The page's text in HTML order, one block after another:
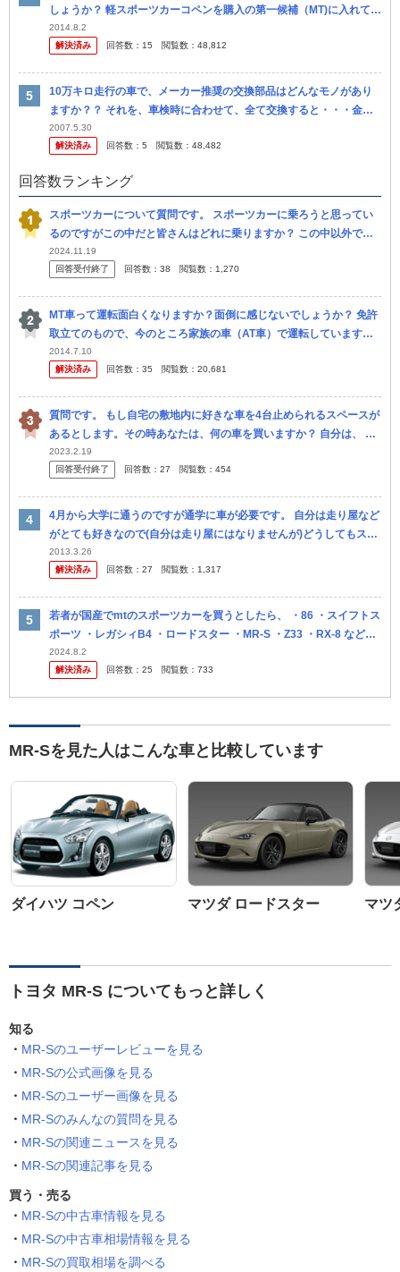
しょうか？ 軽スポーツカーコペンを購入の第一候補（MT)に入れてい
るのですが、 何せコペンは値崩れを全く起こさないのでかなり高い
の...
2014.8.2
解決済み
回答数： 15 閲覧数： 48,812
10万キロ走行の車で、メーカー推奨の交換部品はどんなモノがあり
ますか？？ それを、車検時に合わせて、全て交換すると・・・金額
的には幾らくらいのなるのでしょうか？？
2007.5.30
解決済み
回答数： 5 閲覧数： 48,482
回答数ランキング
スポーツカーについて質問です。 スポーツカーに乗ろうと思ってい
るのですがこの中だと皆さんはどれに乗りますか？ この中以外でも
オススメのスポーツカーあれば書いてくれたら嬉しいです。（値段高
すぎるの...
2024.11.19
回答受付終了
回答数： 38 閲覧数： 1,270
MT車って運転面白くなりますか？面倒に感じないでしょうか？ 免許
取立てのもので、今のところ家族の車（AT車）で運転しています。
そのうち車を購入しようと考えています。 当初はMT車にこだわりを
み...
2014.7.10
解決済み
回答数： 35 閲覧数： 20,681
質問です。 もし自宅の敷地内に好きな車を4台止められるスペースが
あるとします。その時あなたは、何の車を買いますか？ 自分は、 ・
スズキ アルトワークス ・スズキ キャリイトラック ・トヨ...
2023.2.19
回答受付終了
回答数： 27 閲覧数： 454
4月から大学に通うのですが通学に車が必要です。 自分は走り屋など
がとても好きなので(自分は走り屋にはなりませんが)どうしてもスポ
ーツカーに目を惹かれてしまいます。 そこで。 維持 費が安いス...
2013.3.26
解決済み
回答数： 27 閲覧数： 1,317
若者が国産でmtのスポーツカーを買うとしたら、 ・86 ・スイフトス
ポーツ ・レガシィB4 ・ロードスター ・MR-S ・Z33 ・RX-8 などあ
りますが、皆様だったらどれを選びますか？ 自分...
2024.8.2
解決済み
回答数： 25 閲覧数： 733
MR-Sを見た人はこんな車と比較しています
ダイハツ コペン マツダ ロードスター マツ
トヨタ MR-S についてもっと詳しく
知る
MR-Sのユーザーレビューを見る
MR-Sの公式画像を見る
MR-Sのユーザー画像を見る
MR-Sのみんなの質問を見る
MR-Sの関連ニュースを見る
MR-Sの関連記事を見る
買う・売る
MR-Sの中古車情報を見る
MR-Sの中古車相場情報を見る
MR-Sの買取相場を調べる